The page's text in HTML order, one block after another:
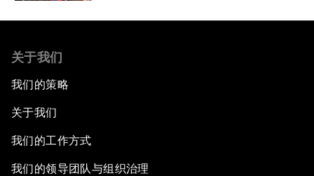
关于我们
我们的策略
关于我们
我们的工作方式
我们的领导团队与组织治理